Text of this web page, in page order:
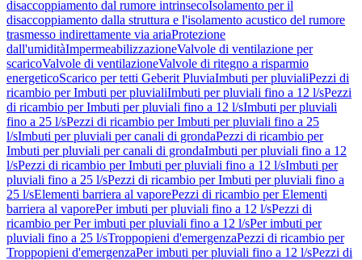
disaccoppiamento dal rumore intrinsecoIsolamento per il
disaccoppiamento dalla struttura e l'isolamento acustico del rumore
trasmesso indirettamente via ariaProtezione
dall'umiditàImpermeabilizzazioneValvole di ventilazione per
scaricoValvole di ventilazioneValvole di ritegno a risparmio
energeticoScarico per tetti Geberit PluviaImbuti per pluvialiPezzi di
ricambio per Imbuti per pluvialiImbuti per pluviali fino a 12 l/sPezzi
di ricambio per Imbuti per pluviali fino a 12 l/sImbuti per pluviali
fino a 25 l/sPezzi di ricambio per Imbuti per pluviali fino a 25
l/sImbuti per pluviali per canali di grondaPezzi di ricambio per
Imbuti per pluviali per canali di grondaImbuti per pluviali fino a 12
l/sPezzi di ricambio per Imbuti per pluviali fino a 12 l/sImbuti per
pluviali fino a 25 l/sPezzi di ricambio per Imbuti per pluviali fino a
25 l/sElementi barriera al vaporePezzi di ricambio per Elementi
barriera al vaporePer imbuti per pluviali fino a 12 l/sPezzi di
ricambio per Per imbuti per pluviali fino a 12 l/sPer imbuti per
pluviali fino a 25 l/sTroppopieni d'emergenzaPezzi di ricambio per
Troppopieni d'emergenzaPer imbuti per pluviali fino a 12 l/sPezzi di